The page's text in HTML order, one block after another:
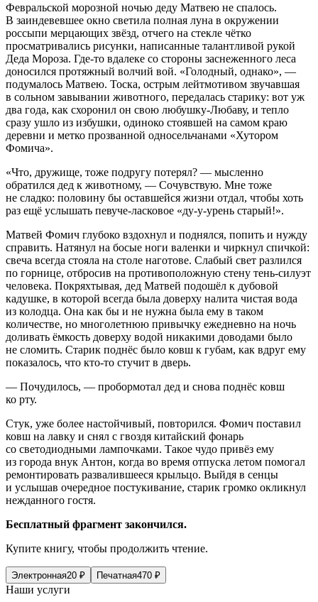
Февральской морозной ночью деду Матвею не спалось.
В заиндевевшее окно светила полная луна в окружении
россыпи мерцающих звёзд, отчего на стекле чётко
просматривались рисунки, написанные талантливой рукой
Деда Мороза. Где-то вдалеке со стороны заснеженного леса
доносился протяжный волчий вой. «Голодный, однако», —
подумалось Матвею. Тоска, острым лейтмотивом звучавшая
в сольном завывании животного, передалась старику: вот уж
два года, как схоронил он свою любушку-Любаву, и тепло
сразу ушло из избушки, одиноко стоявшей на самом краю
деревни и метко прозванной односельчанами «Хутором
Фомича».
«Что, дружище, тоже подругу потерял? — мысленно
обратился дед к животному, — Сочувствую. Мне тоже
не сладко: половину бы оставшейся жизни отдал, чтобы хоть
раз ещё услышать певуче-ласковое «ду-у-урень старый!».
Матвей Фомич глубоко вздохнул и поднялся, попить и нужду
справить. Натянул на босые ноги валенки и чиркнул спичкой:
свеча всегда стояла на столе наготове. Слабый свет разлился
по горнице, отбросив на противоположную стену тень-силуэт
человека. Покряхтывая, дед Матвей подошёл к дубовой
кадушке, в которой всегда была доверху налита чистая вода
из колодца. Она как бы и не нужна была ему в таком
количестве, но многолетнюю привычку ежедневно на ночь
доливать ёмкость доверху водой никакими доводами было
не сломить. Старик поднёс было ковш к губам, как вдруг ему
показалось, что кто-то стучит в дверь.
— Почудилось, — пробормотал дед и снова поднёс ковш
ко рту.
Стук, уже более настойчивый, повторился. Фомич поставил
ковш на лавку и снял с гвоздя китайский фонарь
со светодиодными лампочками. Такое чудо привёз ему
из города внук Антон, когда во время отпуска летом помогал
ремонтировать развалившееся крыльцо. Выйдя в сенцы
и услышав очередное постукивание, старик громко окликнул
нежданного гостя.
Бесплатный фрагмент закончился.
Купите книгу, чтобы продолжить чтение.
Электронная20 ₽ Печатная470 ₽
Наши услуги